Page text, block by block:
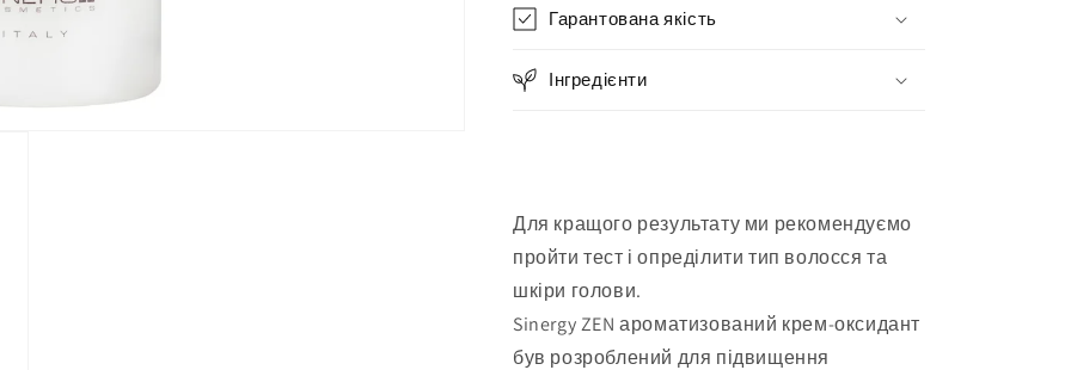
150
150
Гарантована якість
Інгредієнти
Для кращого результату ми рекомендуємо
пройти тест і опреділити тип волосся та
шкіри голови.
Sinergy ZEN ароматизований крем-оксидант
був розроблений для підвищення